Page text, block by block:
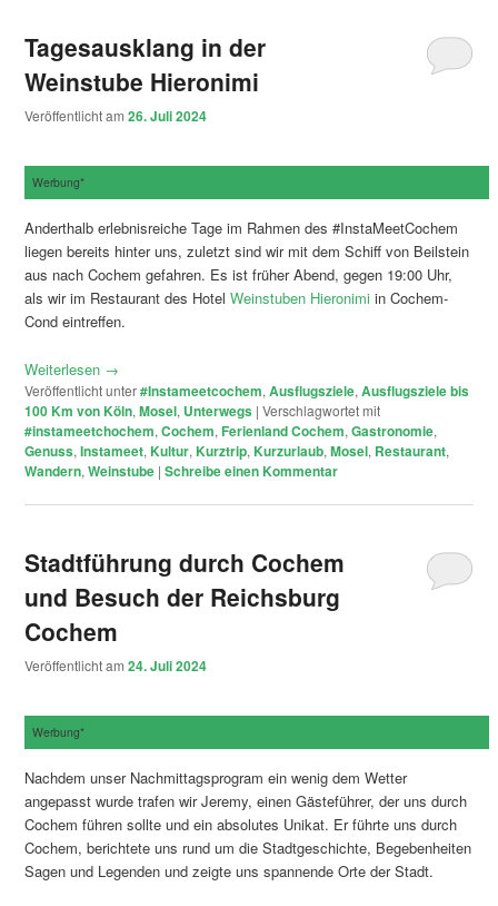
Tagesausklang in der
Weinstube Hieronimi
Veröffentlicht am26. Juli 2024
Werbung*
Anderthalb erlebnisreiche Tage im Rahmen des #InstaMeetCochem
liegen bereits hinter uns, zuletzt sind wir mit dem Schiff von Beilstein
aus nach Cochem gefahren. Es ist früher Abend, gegen 19:00 Uhr,
als wir im Restaurant des HotelWeinstuben Hieronimi in Cochem-
Cond eintreffen.
Weiterlesen →
Veröffentlicht unter#Instameetcochem,Ausflugsziele,Ausflugsziele bis
100 Km von Köln,Mosel, Unterwegs |Verschlagwortet mit
#instameetchochem,Cochem,Ferienland Cochem,Gastronomie,
Genuss,Instameet,Kultur,Kurztrip,Kurzurlaub,Mosel, Restaurant,
Wandern,Weinstube |Schreibe einen Kommentar
Stadtführung durch Cochem
und Besuch der Reichsburg
Cochem
Veröffentlicht am24. Juli 2024
Werbung*
Nachdem unser Nachmittagsprogram ein wenig dem Wetter
angepasst wurde trafen wir Jeremy, einen Gästeführer, der uns durch
Cochem führen sollte und ein absolutes Unikat. Er führte uns durch
Cochem, berichtete uns rund um die Stadtgeschichte, Begebenheiten
Sagen und Legenden und zeigte uns spannende Orte der Stadt.